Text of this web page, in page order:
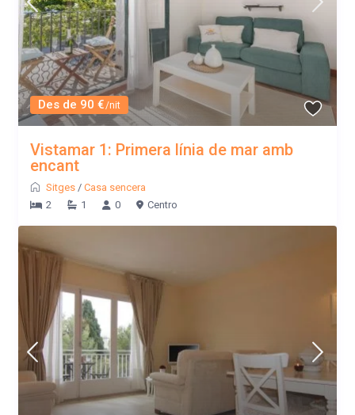
Des de 90 €/nit
Vistamar 1: Primera línia de mar amb
encant
Sitges /Casa sencera
2
1 0 Centro